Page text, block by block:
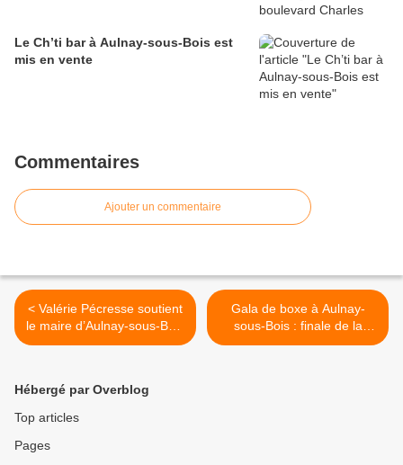
Le Ch’ti bar à Aulnay-sous-Bois est
mis en vente
Commentaires
Ajouter un commentaire
< Valérie Pécresse soutient
le maire d’Aulnay-sous-Bois
Bruno Beschizza pour les
Gala de boxe à Aulnay-
sous-Bois : finale de la
coupe ligue super >
Hébergé par Overblog
Top articles
Pages